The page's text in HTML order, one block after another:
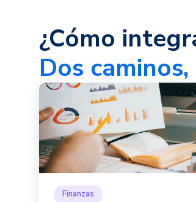
¿Cómo
Dos
Finanzas